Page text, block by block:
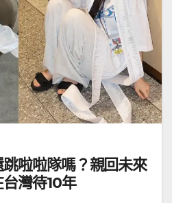
啦啦隊嗎？親回未來
灣待10年